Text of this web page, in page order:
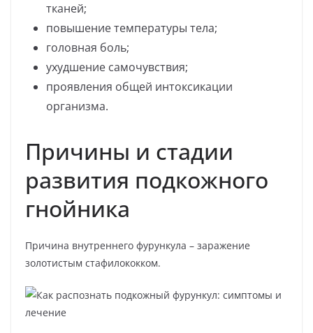
тканей;
повышение температуры тела;
головная боль;
ухудшение самочувствия;
проявления общей интоксикации
организма.
Причины и стадии
развития подкожного
гнойника
Причина внутреннего фурункула – заражение
золотистым стафилококком.